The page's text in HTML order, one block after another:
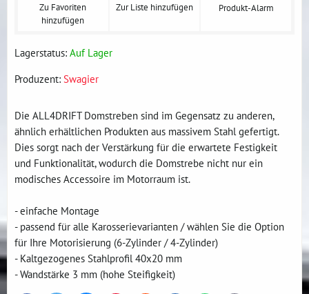
Zu Favoriten
hinzufügen
Zur Liste hinzufügen Produkt-Alarm
Lagerstatus: Auf Lager
Produzent: Swagier
Die ALL4DRIFT Domstreben sind im Gegensatz zu anderen,
ähnlich erhältlichen Produkten aus massivem Stahl gefertigt.
Dies sorgt nach der Verstärkung für die erwartete Festigkeit
und Funktionalität, wodurch die Domstrebe nicht nur ein
modisches Accessoire im Motorraum ist.
- einfache Montage
- passend für alle Karosserievarianten / wählen Sie die Option
für Ihre Motorisierung (6-Zylinder / 4-Zylinder)
- Kaltgezogenes Stahlprofil 40x20 mm
- Wandstärke 3 mm (hohe Steifigkeit)